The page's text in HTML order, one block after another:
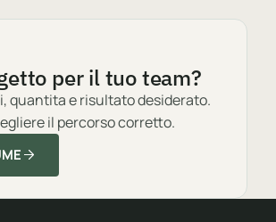
per il tuo team?
quantita e risultato desiderato.
il percorso corretto.